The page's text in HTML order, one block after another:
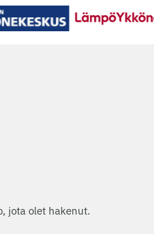
jota olet hakenut.